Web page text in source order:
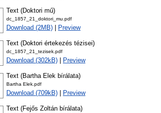
Text (Doktori mű)
dc_1857_21_doktori_mu.pdf
Download (2MB) Preview
Text (Doktori értekezés tézisei)
dc_1857_21_tezisek.pdf
Download (302kB) Preview
Text (Bartha Elek bírálata)
Bartha Elek.pdf
Download (709kB) Preview
Text (Fejős Zoltán bírálata)